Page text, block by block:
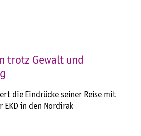
trotz Gewalt und
die Eindrücke seiner Reise mit
EKD in den Nordirak